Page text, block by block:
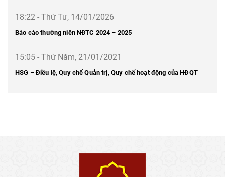
18:22 - Thứ Tư, 14/01/2026
Báo cáo thường niên NĐTC 2024 – 2025
15:05 - Thứ Năm, 21/01/2021
HSG – Điều lệ, Quy chế Quản trị, Quy chế hoạt động của HĐQT